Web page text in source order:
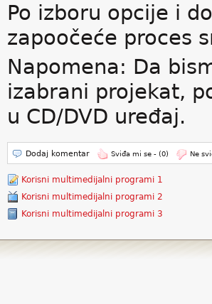
Po izboru opcije i
zapoočeće proces
Napomena: Da
izabrani projekat,
u CD/DVD uređaj.
Dodaj komentar Sviđa mi se - (0) Ne
Korisni multimedijalni programi 1
Korisni multimedijalni programi 2
Korisni multimedijalni programi 3